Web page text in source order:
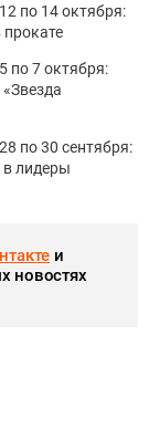
по 14 октября:
по 7 октября:
по 30 сентября:
лидеры
и
новостях